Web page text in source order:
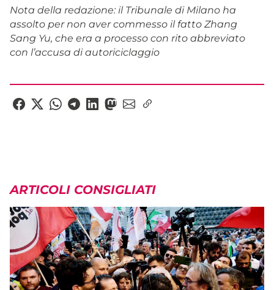
Nota della redazione: il Tribunale di Milano ha
assolto per non aver commesso il fatto Zhang
Sang Yu, che era a processo con rito abbreviato
con l’accusa di autoriciclaggio
ARTICOLI CONSIGLIATI